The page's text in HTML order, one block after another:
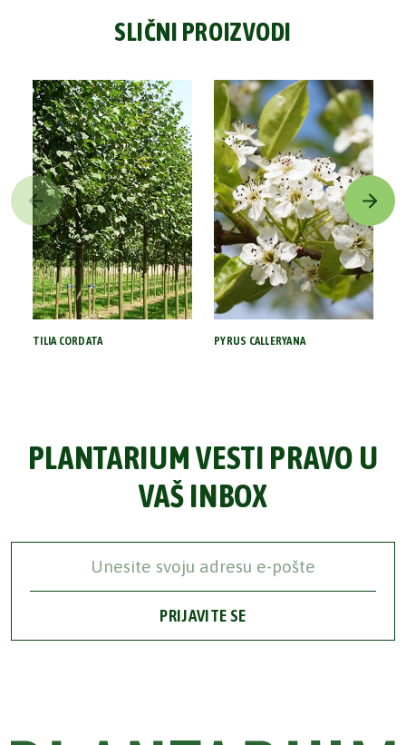
SLIČNI PROIZVODI
TILIA CORDATA PYRUS CALLERYANA
PLANTARIUM VESTI PRAVO U
VAŠ INBOX
PRIJAVITE SE